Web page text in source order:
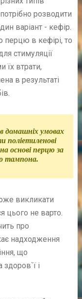
розводити
варіант - кефір.
перцю в кефірі, то
стимуляції
їх втрати,
в результаті
домашніх умовах
поліетиленові
основі перцю за
тампона.
викликати
цього не варто.
про
надходження
що
і